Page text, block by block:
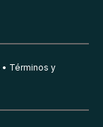
Términos y